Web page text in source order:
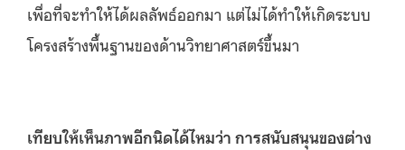
เพื่อที่จะทำให้ได้ผลลัพธ์ออกมา แต่ไม่ได้ทำให้เกิดระบบ
โครงสร้างพื้นฐานของด้านวิทยาศาสตร์ขึ้นมา
เทียบให้เห็นภาพอีกนิดได้ไหมว่า การสนับสนุนของต่าง